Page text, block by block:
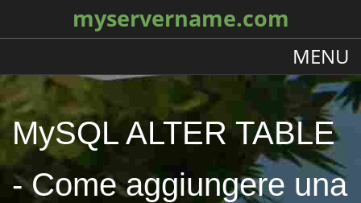
myservername.com
MENU
MySQL ALTER TABLE
- Come aggiungere una